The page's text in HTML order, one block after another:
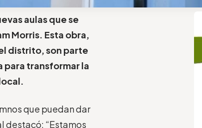
aulas que se
Morris. Esta obra,
distrito, son parte
para transformar la
que puedan dar
destacó: “Estamos